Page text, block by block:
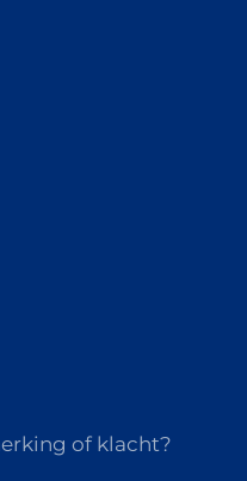
of klacht?